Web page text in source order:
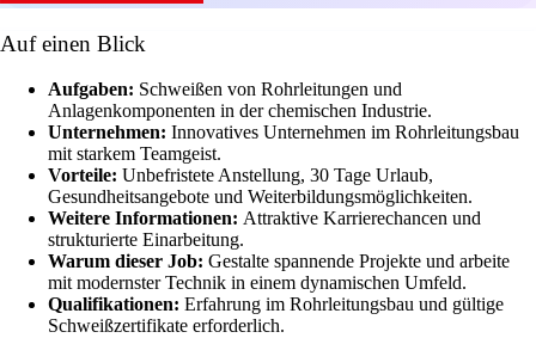
Auf einen Blick
Aufgaben: Schweißen von Rohrleitungen und
Anlagenkomponenten in der chemischen Industrie.
Unternehmen: Innovatives Unternehmen im Rohrleitungsbau
mit starkem Teamgeist.
Vorteile: Unbefristete Anstellung, 30 Tage Urlaub,
Gesundheitsangebote und Weiterbildungsmöglichkeiten.
Weitere Informationen: Attraktive Karrierechancen und
strukturierte Einarbeitung.
Warum dieser Job: Gestalte spannende Projekte und arbeite
mit modernster Technik in einem dynamischen Umfeld.
Qualifikationen: Erfahrung im Rohrleitungsbau und gültige
Schweißzertifikate erforderlich.